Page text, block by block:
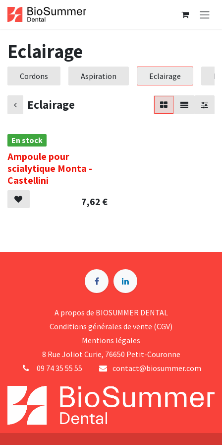
Se rendre au contenu
Eclairage
Cordons Aspiration Eclairage
Eclairage
En stock
Ampoule pour
scialytique Monta -
Castellini
7,62€
A p​ropos de BIOSUMMER DENTAL
Conditions générales d​e vente (CGV)
Mentions légales
8 Rue Jol​iot Curie, 76650 Petit-Couronne
09 74 35 55 55
contact@biosummer.com